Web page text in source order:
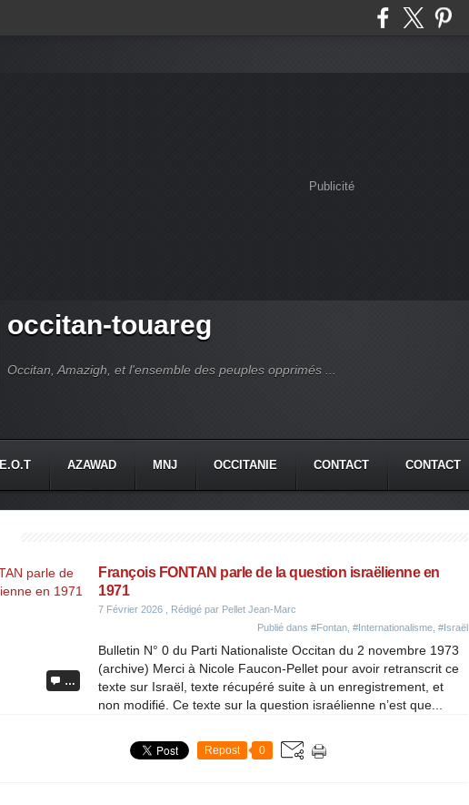
Publicité
occitan-touareg
Occitan, Amazigh, et l'ensemble des peuples opprimés ...
E.O.T AZAWAD MNJ OCCITANIE CONTACT CONTACT
…
François FONTAN parle de la question israëlienne en
1971
7 Février 2026 , Rédigé par Pellet Jean-Marc
Publié dans #Fontan #Internationalisme #Israël
Bulletin N° 0 du Parti Nationaliste Occitan du 2 novembre 1973
(archive) Merci à Nicole Faucon-Pellet pour avoir retranscrit ce
texte sur Israël, texte récupéré suite à un enregistrement, et
non modifié. Ce texte sur la question israélienne n’est que...
Repost 0